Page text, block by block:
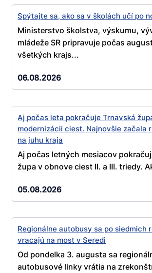
Spýtajte sa, ako sa v školách učí po
Ministerstvo školstva, výskumu,
mládeže SR pripravuje počas
všetkých krajs...
06.08.2026
Aj počas leta pokračuje Trnavská
modernizácii ciest. Najnovšie začala
na juhu kraja
Aj počas letných mesiacov
župa v obnove ciest II. a III. triedy.
05.08.2026
Regionálne autobusy sa po siedmich
vracajú na most v Seredi
Od pondelka 3. augusta sa
autobusové linky vrátia na